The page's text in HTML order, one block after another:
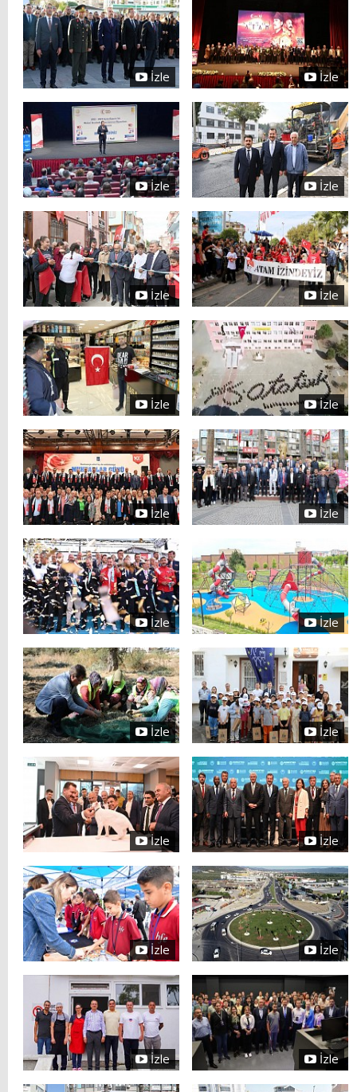
İzle İzle
İzle İzle
İzle İzle
İzle İzle
İzle İzle
İzle İzle
İzle İzle
İzle İzle
İzle İzle
İzle İzle